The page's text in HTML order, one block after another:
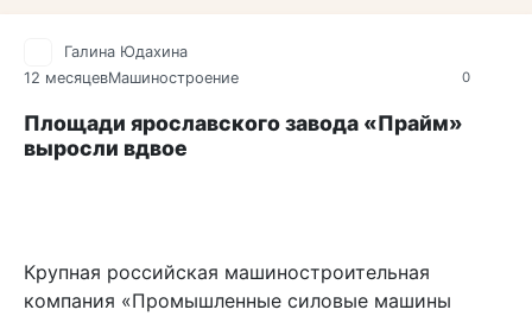
0
Галина Юдахина
12 месяцевМашиностроение
Площади ярославского завода «Прайм»
выросли вдвое
Крупная российская машиностроительная
компания «Промышленные силовые машины